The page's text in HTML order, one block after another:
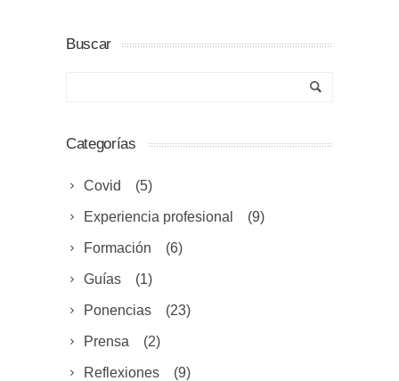
Buscar
Categorías
Covid (5)
Experiencia profesional (9)
Formación (6)
Guías (1)
Ponencias (23)
Prensa (2)
Reflexiones (9)